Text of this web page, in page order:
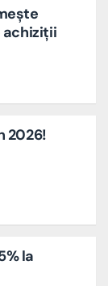
achiziții
2026!
la